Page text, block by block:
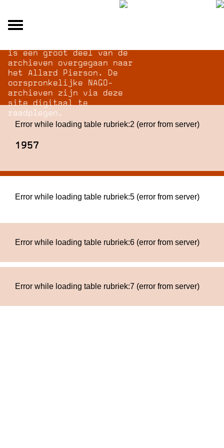
Over NAGO
Over WCI
Inloggen
is een groot deel van de
archieven overgegaan naar
het Allard Pierson. De
oorspronkelijke NAGO-
archieven zijn via deze
site digitaal te
raadplegen.
Error while loading table rubriek:2 (error from server)
1957
Error while loading table rubriek:5 (error from server)
Error while loading table rubriek:6 (error from server)
Error while loading table rubriek:7 (error from server)